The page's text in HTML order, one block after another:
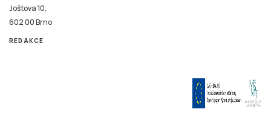
Joštova 10,
602 00 Brno
REDAKCE